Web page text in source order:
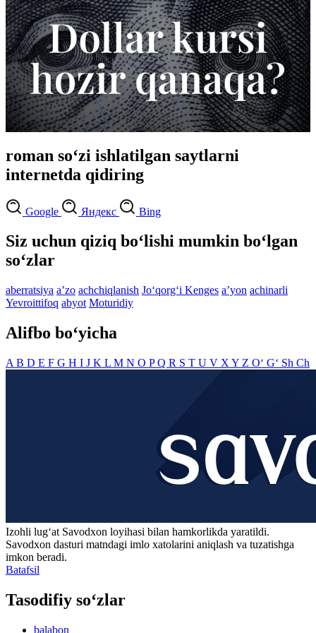
roman so‘zi ishlatilgan saytlarni
internetda qidiring
Google Яндекс Bing
Siz uchun qiziq bo‘lishi mumkin bo‘lgan
so‘zlar
aberratsiya aʼzo achchiqlanish Jo‘qorg‘i Kenges aʼyon achinarli
Yevroittifoq abyot Moturidiy
Alifbo bo‘yicha
A B D E F G H I J K L M N O PQ R S T U V X Y Z O‘ G‘ Sh Ch
Izohli lugʻat Savodxon loyihasi bilan hamkorlikda yaratildi.
Savodxon dasturi matndagi imlo xatolarini aniqlash va tuzatishga
imkon beradi.
Batafsil
Tasodifiy so‘zlar
balabon